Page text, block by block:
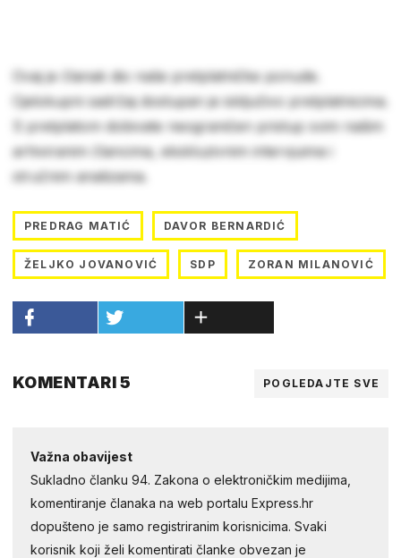
Ovaj je članak dio naše pretplatničke ponude.
Cjelokupni sadržaj dostupan je isključivo pretplatnicima.
S pretplatom dobivate neograničen pristup svim našim
arhiviranim člancima, ekskluzivnim intervjuima i
stručnim analizama.
PREDRAG MATIĆ DAVOR BERNARDIĆ
ŽELJKO JOVANOVIĆ SDP ZORAN MILANOVIĆ
KOMENTARI 5 POGLEDAJTE SVE
Važna obavijest
Sukladno članku 94. Zakona o elektroničkim medijima,
komentiranje članaka na web portalu Express.hr
dopušteno je samo registriranim korisnicima. Svaki
korisnik koji želi komentirati članke obvezan je